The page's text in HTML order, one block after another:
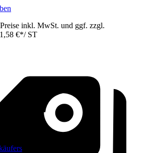
inkl. MwSt. und ggf. zzgl.
€*/ ST